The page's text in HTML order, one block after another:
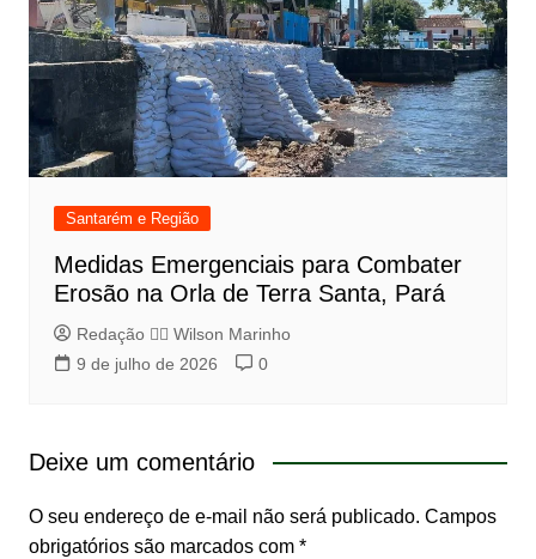
Santarém e Região
Medidas Emergenciais para Combater
Erosão na Orla de Terra Santa, Pará
Redação 👨‍⚖️​ Wilson Marinho
9 de julho de 2026
0
Deixe um comentário
O seu endereço de e-mail não será publicado. Campos
obrigatórios são marcados com *